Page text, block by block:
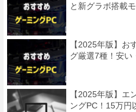
と新グラボ搭載
【2025年版】お
グ厳選7種！安い
【2025年版】エ
ングPC！15万円